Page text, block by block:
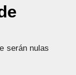
serán nulas